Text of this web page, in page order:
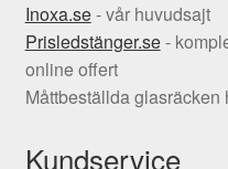
Inoxa.se- vår huvudsajt
Prisledstänger.se-
online offert
Måttbeställda glasräcken
Kundservice